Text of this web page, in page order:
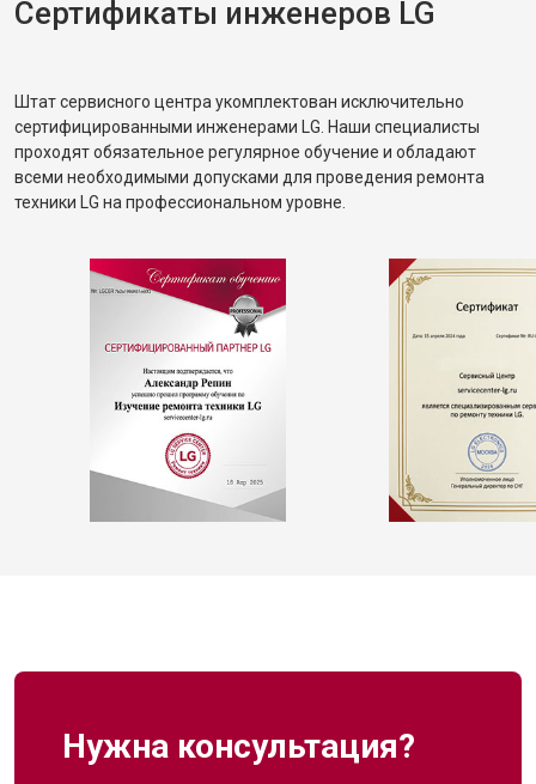
Сертификаты инженеров LG
Штат сервисного центра укомплектован исключительно
сертифицированными инженерами LG. Наши специалисты
проходят обязательное регулярное обучение и обладают
всеми необходимыми допусками для проведения ремонта
техники LG на профессиональном уровне.
Нужна консультация?